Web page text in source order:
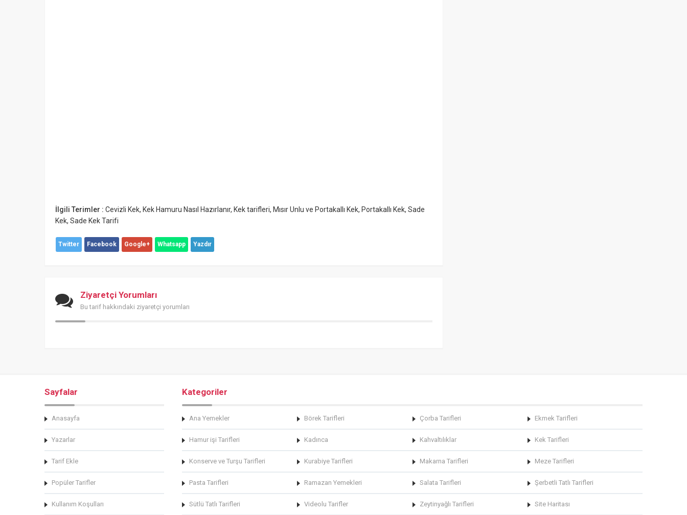
İlgili Terimler : Cevizli Kek, Kek Hamuru Nasıl Hazırlanır, Kek tarifleri, Mısır Unlu ve Portakallı Kek, Portakallı Kek, Sade
Kek, Sade Kek Tarifi
Twitter Facebook Google+ Whatsapp Yazdır
Ziyaretçi Yorumları
Bu tarif hakkındaki ziyaretçi yorumları
Sayfalar
Anasayfa
Yazarlar
Tarif Ekle
Popüler Tarifler
Kullanım Koşulları
Kategoriler
Ana Yemekler Börek Tarifleri Çorba Tarifleri Ekmek Tarifleri
Hamur işi Tarifleri Kadınca Kahvaltılıklar Kek Tarifleri
Konserve ve Turşu Tarifleri Kurabiye Tarifleri Makarna Tarifleri Meze Tarifleri
Pasta Tarifleri Ramazan Yemekleri Salata Tarifleri Şerbetli Tatlı Tarifleri
Sütlü Tatlı Tarifleri Videolu Tarifler Zeytinyağlı Tarifleri Site Haritası